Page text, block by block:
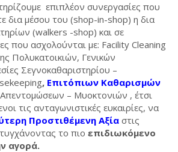
επιπλέον συνεργασίες που
δια μέσου του (shop-in-shop) η δια
(walkers -shop) και σε
που ασχολούνται με: Facility Cleaning
Πολυκατοικιών, Γενικών
Σεγνοκαθαριστηρίου –
, Επιτόπιων Καθαρισμών
– Μυοκτονιών , έτσι
τις ανταγωνιστικές ευκαιρίες, να
Προστιθέμενη Αξία στις
το πιο επιδιωκόμενο
αγορά.